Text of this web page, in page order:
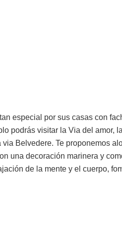
especial por sus casas con
podrás visitar la Via del amor,
Belvedere. Te proponemos
una decoración marinera y
de la mente y el cuerpo,